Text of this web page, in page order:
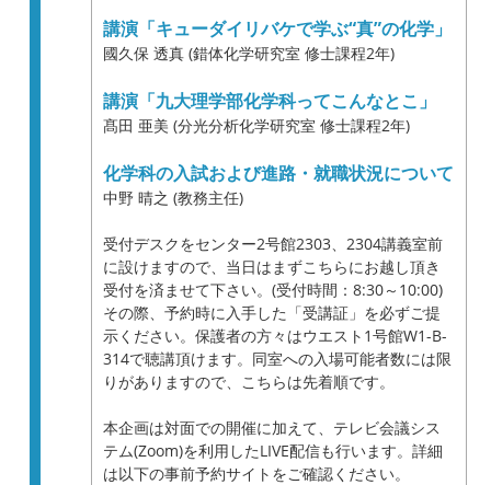
講演「キューダイリバケで学ぶ“真”の化学」
國久保 透真 (錯体化学研究室 修士課程2年)
講演「九大理学部化学科ってこんなとこ」
髙田 亜美 (分光分析化学研究室 修士課程2年)
化学科の入試および進路・就職状況について
中野 晴之 (教務主任)
受付デスクをセンター2号館2303、2304講義室前
に設けますので、当日はまずこちらにお越し頂き
受付を済ませて下さい。(受付時間：8:30～10:00)
その際、予約時に入手した「受講証」を必ずご提
示ください。保護者の方々はウエスト1号館W1-B-
314で聴講頂けます。同室への入場可能者数には限
りがありますので、こちらは先着順です。
本企画は対面での開催に加えて、テレビ会議シス
テム(Zoom)を利用したLIVE配信も行います。詳細
は以下の事前予約サイトをご確認ください。